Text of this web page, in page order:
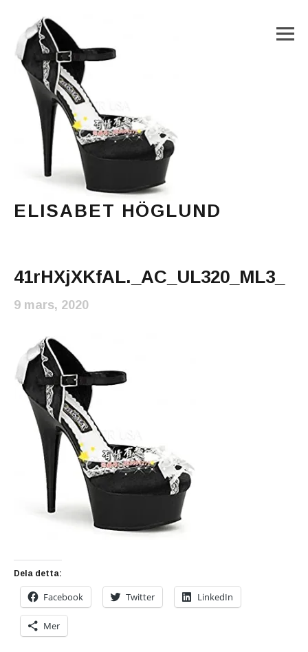
ELISABET HÖGLUND
41rHXjXKfAL._AC_UL320_ML3_
9 mars, 2020
Dela detta:
Facebook Twitter LinkedIn
Mer